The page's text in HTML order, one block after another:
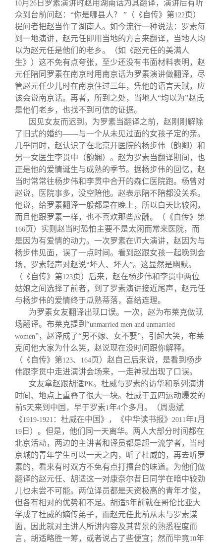
10月 26 日罗素演讲时赵用湖南话为其翻译，演讲后有听
众到台前问赵：“你是哪县人？ ”（《自传》第122 页）
提问者把赵当作了湖南人。如今流行一种说法：罗素每
到一地演讲，赵元任即用当地的方言来翻译，当地人均
以为赵元任是他们的老乡。（如《赵元任的美满人
生》）这不免有点夸张，至少还没有书面材料表明，赵
元任陪同罗素在南京时用南京话为罗素演讲做翻译，尽
管赵元任少儿时在南京住过三年，凭他的语言天赋，应
该会说南京话。再者，所到之处，当地人“均以为”赵氏
是他们老乡，也找不到可信的证据。
因见女友而迟到。为罗素当翻译之前，赵刚刚解除
了旧式的婚约——与一个从未见过面的女孩子定的亲。
几乎同时，赵认识了在北京开医院的杨步伟（韵卿）和
另一女医生李贯中（韵娴）。赵为罗素当翻译期间，也
正是他的爱情诞生与成熟的季节。据杨步伟的回忆，赵
当时常常往杨步伟和李贯中合开的森仁医院跑。杨曾对
赵说，医院事多，没空陪他。赵表示陪不陪都没关系。
他说，给罗素翻译一般都是在晚上，所以白天比较闲，
而且他跟罗素一样，也不喜欢那些应酬。（《自传》第
166页）实则赵当时恐怕主要不是太闲而常来医院，而
是因为有爱情的动力。一次罗素在师大演讲，赵因为与
杨步伟见面，误了一点时间。看到赵跟女孩一起晚到会
场，罗素轻声对赵说“坏人、坏人”。这显然是幽默。
（《自传》第123页）后来，赵在杨步伟和李贯中两位
姑娘之间选择了前者，到了罗素演讲接近尾声，赵元任
与杨步伟的爱情终于瓜熟蒂落，喜结连理。
为罗素女友翻译出现口误。一次，赵为布莱克做现
场翻译。布莱克提到“unmarried men and unmarried
women”，赵译成了“男不嫁、女不娶”，引起大笑，布莱
克问他大家为什么笑，赵说现在没时间跟你解释。
（《自传》第123、 164页）赵自己后来说，是看到杨步
伟跟李贯中走进演讲会场来，一走神就出现了口误。
女友拿赵跟胡适PK。杜威与罗素的访华和系列演讲
时间、地点上重叠了很大一块。杜威于五四运动爆发的
前5天来到中国，早于罗素1年4个多月。（周惠斌
《1919-1921 ：杜威在中国》，《中华读书报》 2011年1 月
19 日）。但是，他们同一天离华。两人大部分时间都在
北京活动，两边的主讲者和译员都是超一流学者，当时
京城的青年学生可以一天之内，听了杜威的，再去听罗
素的，看来有时双方不免有点打擂台的味道。为他们做
翻译的赵元任、胡适这一对康奈尔昔日同学在暗中较劲
儿也未尝不可能。两位译员都是天资极高的青年才俊，
但各有相对的优势和不足。胡适5年前就在哥伦比亚大
学成了杜威的嫡传弟子，而赵元任此前从未与罗素谋
面，因此就对主讲人所讲内容及其背景的熟悉程度而
言，胡适略胜一筹，或者说占了些便宜；然而毕竟10年